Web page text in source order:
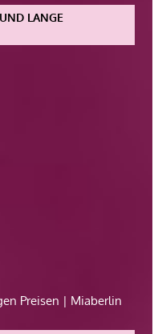
LANGE
Preisen | Miaberlin